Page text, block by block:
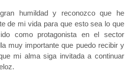
humildad y reconozco que he
de mi vida para que esto sea lo que
como protagonista en el sector
muy importante que puedo recibir y
mi alma siga invitada a continuar